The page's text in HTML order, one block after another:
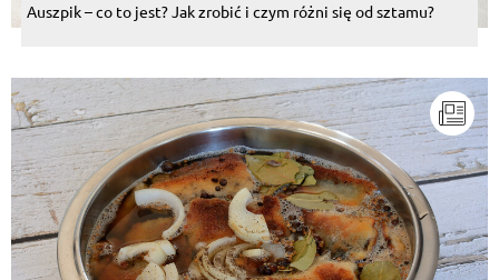
Auszpik – co to jest? Jak zrobić i czym różni się od sztamu?